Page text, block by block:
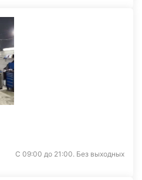
С 09:00 до 21:00. Без выходных